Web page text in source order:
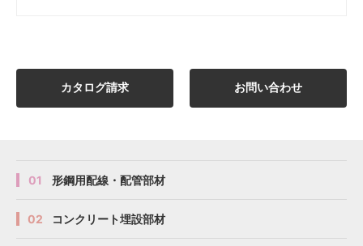
カタログ請求 お問い合わせ
01 形鋼用配線・配管部材
02 コンクリート埋設部材